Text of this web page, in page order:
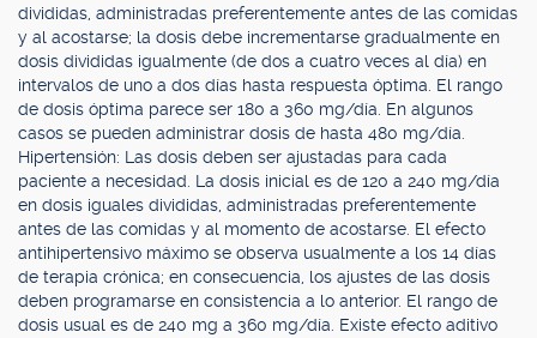
divididas, administradas preferentemente antes de las comidas
y al acostarse; la dosis debe incrementarse gradualmente en
dosis divididas igualmente (de dos a cuatro veces al día) en
intervalos de uno a dos días hasta respuesta óptima. El rango
de dosis óptima parece ser 180 a 360 mg/día. En algunos
casos se pueden administrar dosis de hasta 480 mg/día.
Hipertensión: Las dosis deben ser ajustadas para cada
paciente a necesidad. La dosis inicial es de 120 a 240 mg/día
en dosis iguales divididas, administradas preferentemente
antes de las comidas y al momento de acostarse. El efecto
antihipertensivo máximo se observa usualmente a los 14 días
de terapia crónica; en consecuencia, los ajustes de las dosis
deben programarse en consistencia a lo anterior. El rango de
dosis usual es de 240 mg a 360 mg/día. Existe efecto aditivo